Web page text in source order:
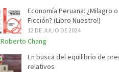
Economía Peruana: ¿Milagro o
Ficción? (Libro Nuestro!)
12 DE JULIO DE 2024
Roberto Chang
En busca del equilibrio de
relativos